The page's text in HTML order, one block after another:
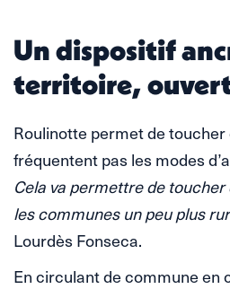
Un dispositif
territoire, ouvert
Roulinotte permet de
fréquentent pas les modes
Cela va permettre de toucher
les communes un peu plus
Lourdès Fonseca.
En circulant de commune en